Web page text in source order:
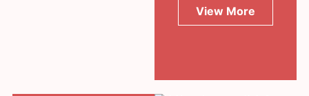
View More